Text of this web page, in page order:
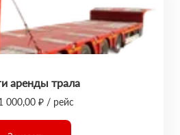
аренды трала
000,00 ₽ / рейс